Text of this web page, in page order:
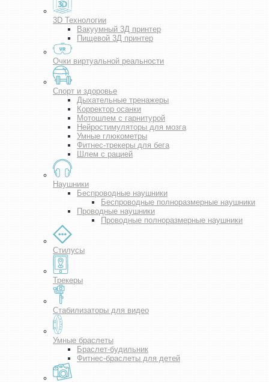
3D Технологии
Вакуумный 3Д принтер
Пищевой 3Д принтер
Очки виртуальной реальности
Спорт и здоровье
Дыхательные тренажеры
Корректор осанки
Мотошлем с гарнитурой
Нейростимуляторы для мозга
Умные глюкометры
Фитнес-трекеры для бега
Шлем с рацией
Наушники
Беспроводные наушники
Беспроводные полноразмерные наушники
Проводные наушники
Проводные полноразмерные наушники
Стилусы
Трекеры
Стабилизаторы для видео
Умные браслеты
Браслет-будильник
Фитнес-браслеты для детей